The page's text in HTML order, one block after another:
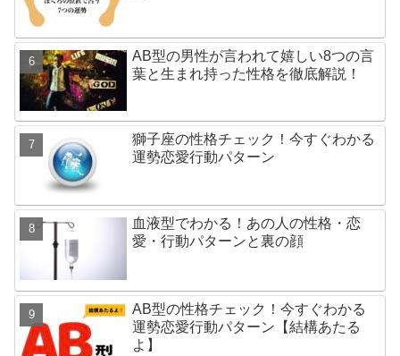
AB型の男性が言われて嬉しい8つの言
葉と生まれ持った性格を徹底解説！
獅子座の性格チェック！今すぐわかる
運勢恋愛行動パターン
血液型でわかる！あの人の性格・恋
愛・行動パターンと裏の顔
AB型の性格チェック！今すぐわかる
運勢恋愛行動パターン【結構あたる
よ】